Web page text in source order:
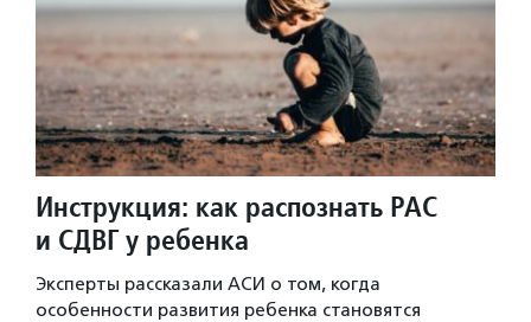
Инструкция: как распознать РАС
и СДВГ у ребенка
Эксперты рассказали АСИ о том, когда
особенности развития ребенка становятся